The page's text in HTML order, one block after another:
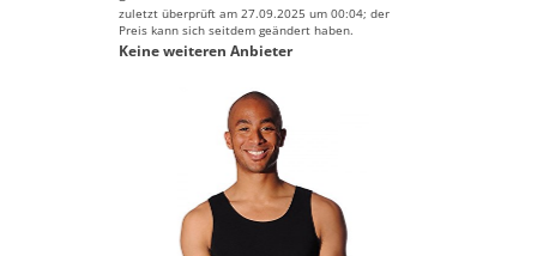
zuletzt überprüft am 27.09.2025 um 00:04; der
Preis kann sich seitdem geändert haben.
Keine weiteren Anbieter